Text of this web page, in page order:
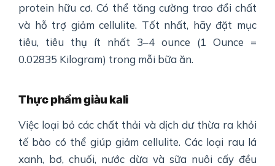
protein hữu cơ. Có thể tăng cường trao đổi chất
và hỗ trợ giảm cellulite. Tốt nhất, hãy đặt mục
tiêu, tiêu thụ ít nhất 3–4 ounce (1 Ounce =
0.02835 Kilogram) trong mỗi bữa ăn.
Thực phẩm giàu kali
Việc loại bỏ các chất thải và dịch dư thừa ra khỏi
tế bào có thể giúp giảm cellulite. Các loại rau lá
xanh, bơ, chuối, nước dừa và sữa nuôi cấy đều